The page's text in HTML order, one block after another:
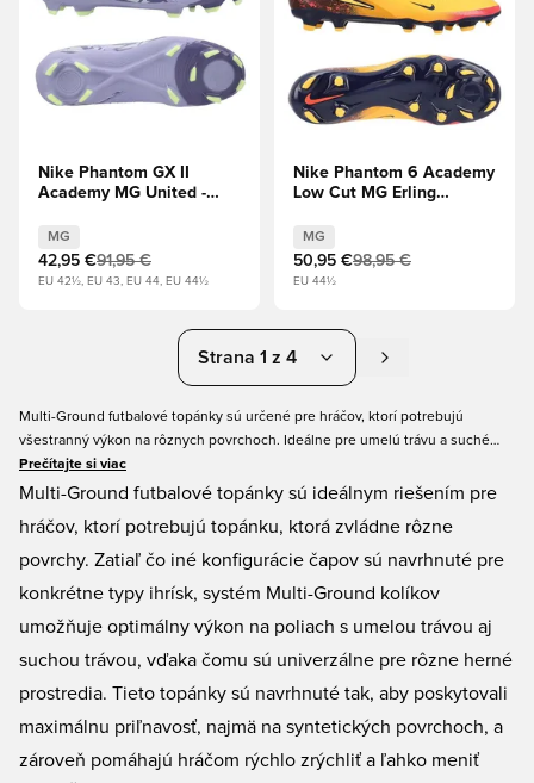
Nike Phantom GX II
Academy MG United -
MG
42,95 €91,95 €
EU 42½, EU 43, EU 44, EU 44½
Nike Phantom 6 Academy
Low Cut MG Erling
- Laser oranžová/Lemon
Venom/Hlboká modrá
MG
50,95 €98,95 €
EU 44½
Strana 1 z 4
Multi-Ground futbalové topánky sú určené pre hráčov, ktorí potrebujú
všestranný výkon na rôznych povrchoch. Ideálne pre umelú trávu a suché
ihriská s krátkou trávou, tieto topánky ponúkajú vynikajúcu priľnavosť, rýchle
zrýchlenie a plynulé zmeny smeru. Konfigurácia čapu je optimalizovaná pre
skvelú voľbu pre rôzne podmienky hry.
Prečítajte si viac
Multi-Ground futbalové topánky sú ideálnym riešením pre
hráčov, ktorí potrebujú topánku, ktorá zvládne rôzne
povrchy. Zatiaľ čo iné konfigurácie čapov sú navrhnuté pre
konkrétne typy ihrísk, systém Multi-Ground kolíkov
umožňuje optimálny výkon na poliach s umelou trávou aj
suchou trávou, vďaka čomu sú univerzálne pre rôzne herné
prostredia. Tieto topánky sú navrhnuté tak, aby poskytovali
maximálnu priľnavosť, najmä na syntetických povrchoch, a
zároveň pomáhajú hráčom rýchlo zrýchliť a ľahko meniť